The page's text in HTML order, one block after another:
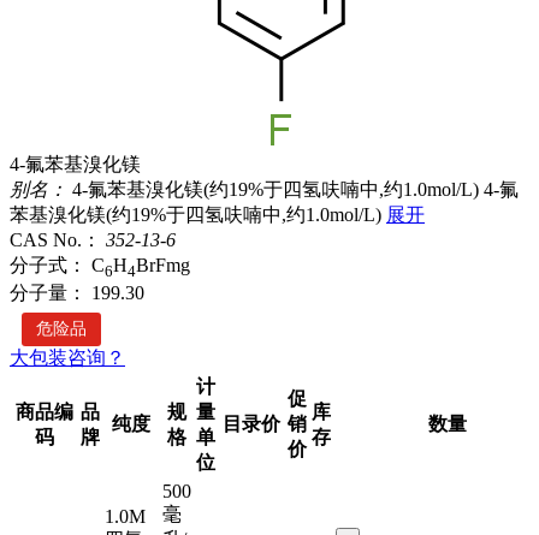
4-氟苯基溴化镁
别名： 4-氟苯基溴化镁(约19%于四氢呋喃中,约1.0mol/L) 4-氟
苯基溴化镁(约19%于四氢呋喃中,约1.0mol/L) 展开
CAS No.：
352-13-6
分子式：
C6H4BrFmg
分子量：
199.30
危险品
大包装咨询？
商品编
码
品
牌
纯度
规
格
计
量
单
位
目录价
促
销
价
库
存
数量
1.0M
500
毫